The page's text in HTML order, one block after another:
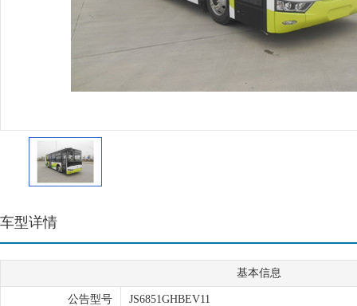
车型详情
基本信息
公告型号 JS6851GHBEV11